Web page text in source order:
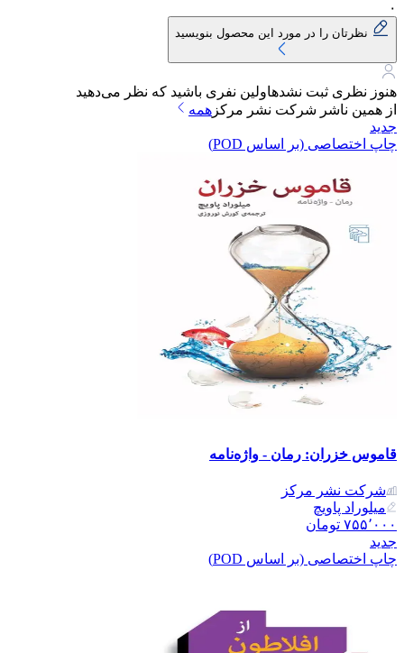
۰
نظرتان را در مورد این محصول بنویسید
هنوز نظری ثبت نشدهاولین نفری باشید که نظر می‌دهید
از همین ناشر شرکت نشر مرکز همه
جدید
چاپ اختصاصی (بر اساس POD)
قاموس خزران: رمان - واژه‌نامه
شرکت نشر مرکز
میلوراد پاویچ
۷۵۵٬۰۰۰ تومان
جدید
چاپ اختصاصی (بر اساس POD)